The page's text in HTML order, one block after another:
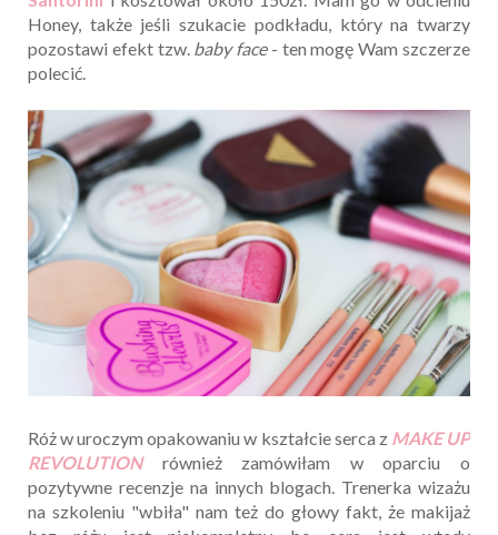
Honey, także jeśli szukacie podkładu, który na twarzy
pozostawi efekt tzw. baby face - ten mogę Wam szczerze
polecić.
Róż w uroczym opakowaniu w kształcie serca zMAKE UP
REVOLUTIONrównież zamówiłam w oparciu o
pozytywne recenzje na innych blogach. Trenerka wizażu
na szkoleniu "wbiła" nam też do głowy fakt, że makijaż